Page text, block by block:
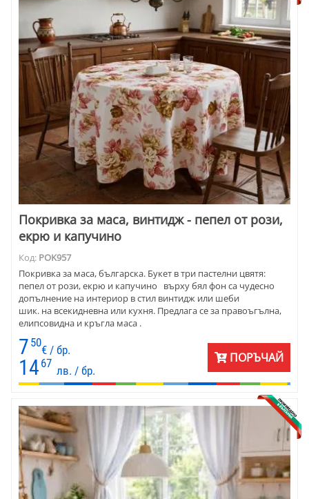
Покривка за маса, винтидж - пепел от рози,
екрю и капучино
Код: POK957
Покривка за маса, българска. Букет в три пастелни цвятя:
пепел от рози, екрю и капучино върху бял фон са чудесно
допълнение на интериор в стил винтидж или шеби
шик. на всекидневна или кухня. Предлага се за правоъгълна,
елипсовидна и кръгла маса .
7 50
€ / бр.
14 67
лв. / бр.
ПОРЪЧАЙ